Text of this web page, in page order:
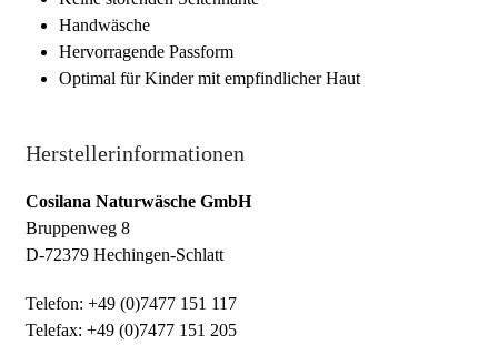
Handwäsche
Hervorragende Passform
Optimal für Kinder mit empfindlicher Haut
Herstellerinformationen
Cosilana Naturwäsche GmbH
Bruppenweg 8
D-72379 Hechingen-Schlatt
Telefon: +49 (0)7477 151 117
Telefax: +49 (0)7477 151 205